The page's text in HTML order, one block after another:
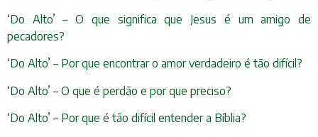
‘Do Alto’ – O que significa que Jesus é um amigo de
pecadores?
‘Do Alto’ – Por que encontrar o amor verdadeiro é tão difícil?
‘Do Alto’ – O que é perdão e por que preciso?
‘Do Alto’ – Por que é tão difícil entender a Bíblia?